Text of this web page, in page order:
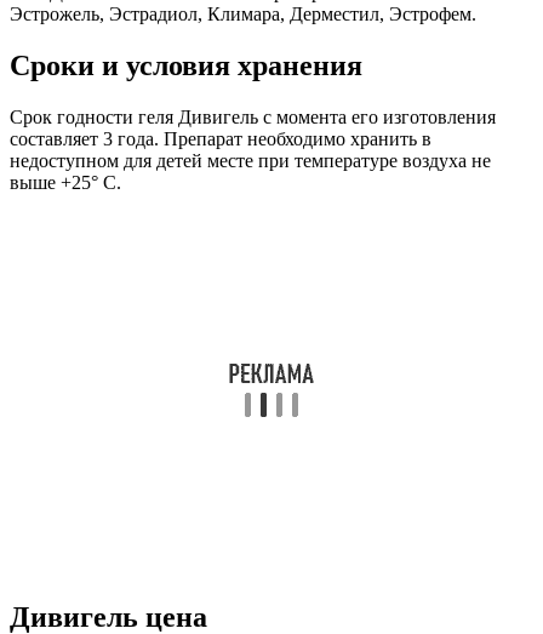
Эстрожель, Эстрадиол, Климара, Дерместил, Эстрофем.
Сроки и условия хранения
Срок годности геля Дивигель с момента его изготовления
составляет 3 года. Препарат необходимо хранить в
недоступном для детей месте при температуре воздуха не
выше +25° С.
Дивигель цена